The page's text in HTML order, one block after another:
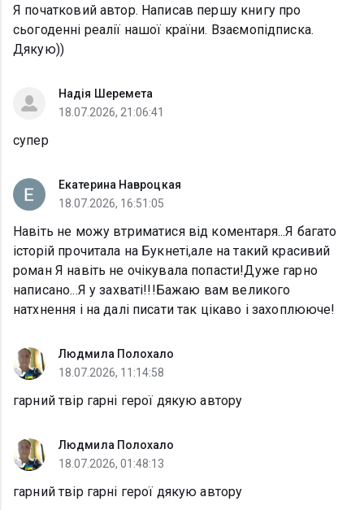
Я початковий автор. Написав першу книгу про
сьогоденні реалії нашої країни. Взаємопідписка.
Дякую))
Надія Шеремета
18.07.2026, 21:06:41
супер
Екатерина Навроцкая
18.07.2026, 16:51:05
Навіть не можу втриматися від коментаря...Я багато
історій прочитала на Букнеті,але на такий красивий
роман Я навіть не очікувала попасти!Дуже гарно
написано...Я у захваті!!!Бажаю вам великого
натхнення і на далі писати так цікаво і захоплююче!
Людмила Полохало
18.07.2026, 11:14:58
гарний твір гарні герої дякую автору
Людмила Полохало
18.07.2026, 01:48:13
гарний твір гарні герої дякую автору